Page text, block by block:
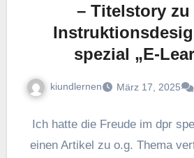
– Titelstory zu
spezial „E-
kiundlernen März 17, 2025
Ich hatte die Freude im dpr
einen Artikel zu o.g. Thema